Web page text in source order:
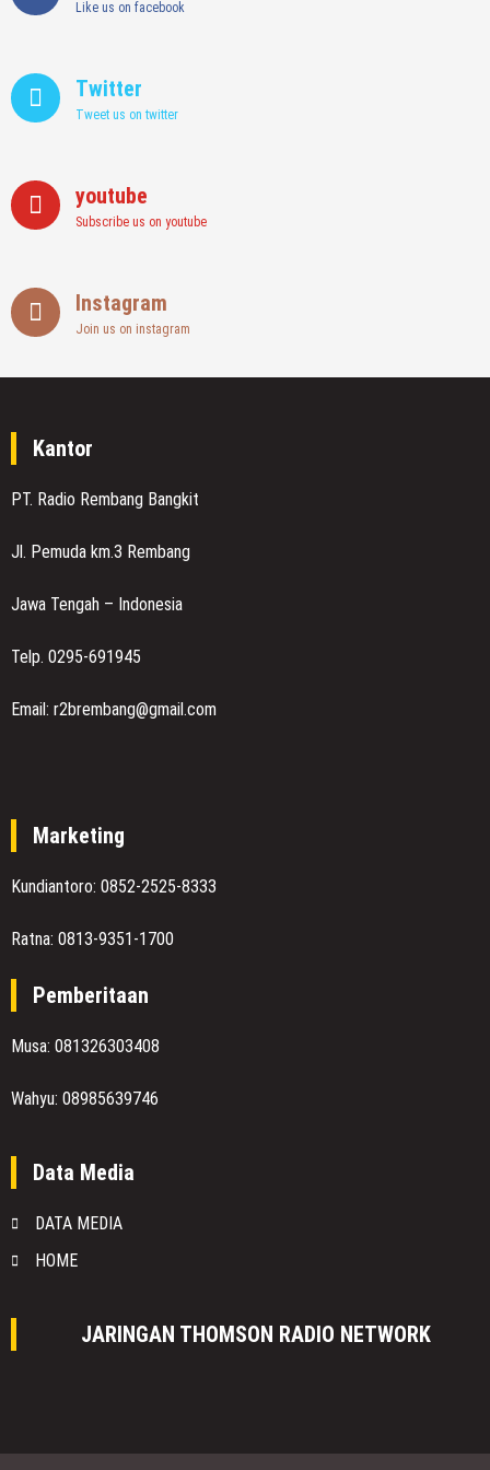
Like us on facebook
Twitter
Tweet us on twitter
youtube
Subscribe us on youtube
Instagram
Join us on instagram
Kantor
PT. Radio Rembang Bangkit
Jl. Pemuda km.3 Rembang
Jawa Tengah – Indonesia
Telp. 0295-691945
Email: r2brembang@gmail.com
Marketing
Kundiantoro: 0852-2525-8333
Ratna: 0813-9351-1700
Pemberitaan
Musa: 081326303408
Wahyu: 08985639746
Data Media
DATA MEDIA
HOME
JARINGAN THOMSON RADIO NETWORK